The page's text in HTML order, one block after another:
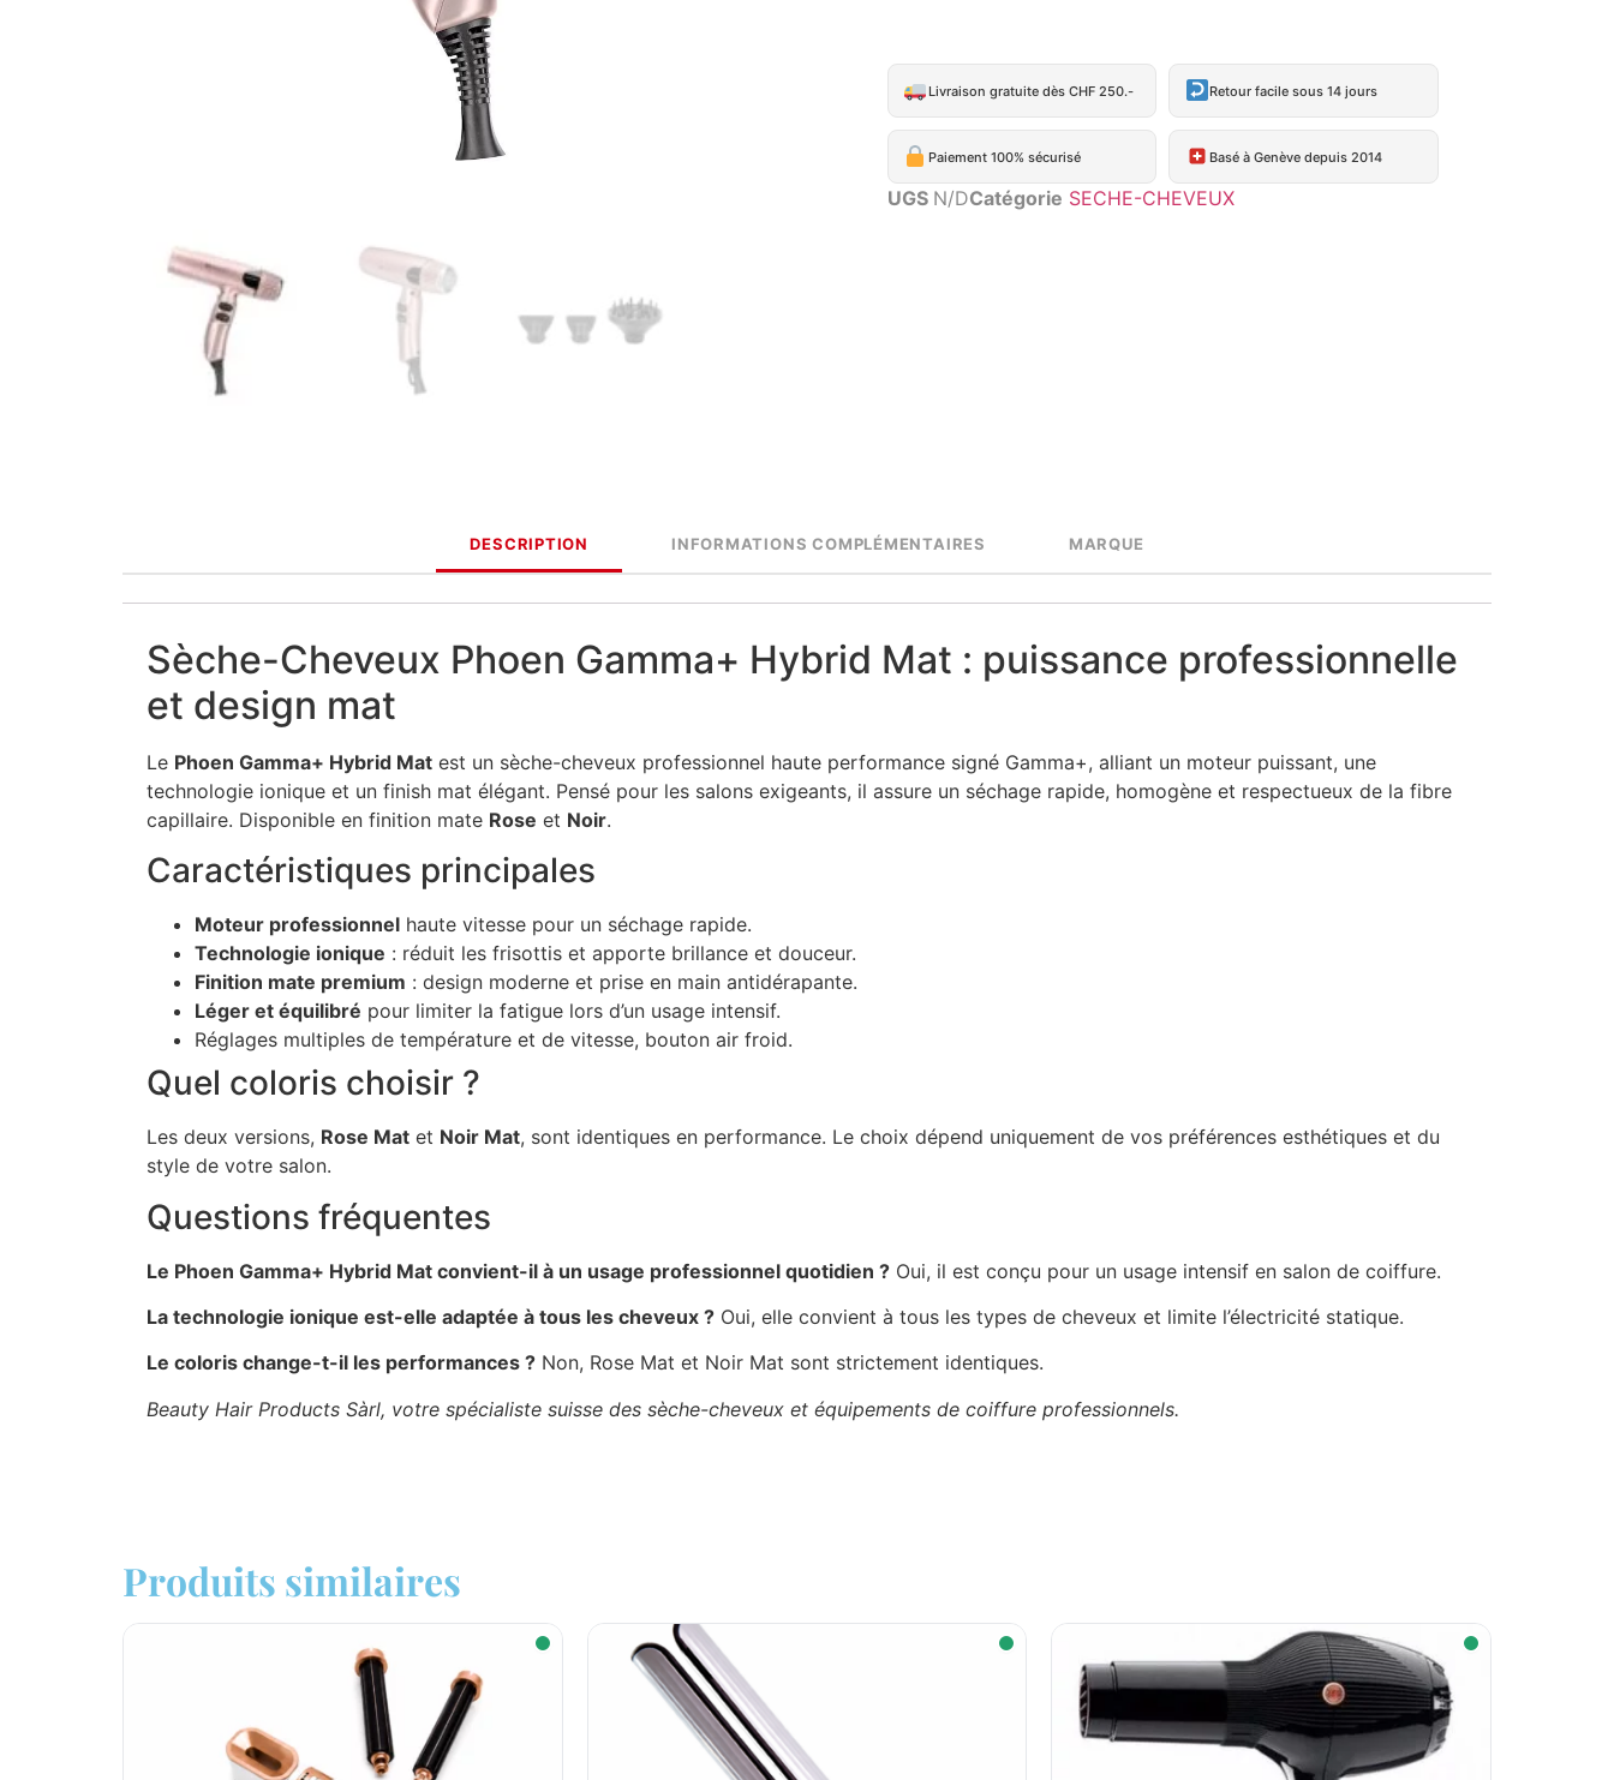
Livraison gratuite dès CHF 250.- Retour facile sous 14 jours
Paiement 100% sécurisé Basé à Genève depuis 2014
UGS N/DCatégorie SECHE-CHEVEUX
DESCRIPTION INFORMATIONS COMPLÉMENTAIRES MARQUE
Sèche-Cheveux Phoen Gamma+ Hybrid Mat : puissance professionnelle
et design mat
Le Phoen Gamma+ Hybrid Mat est un sèche-cheveux professionnel haute performance signé Gamma+, alliant un moteur puissant, une
technologie ionique et un finish mat élégant. Pensé pour les salons exigeants, il assure un séchage rapide, homogène et respectueux de la fibre
capillaire. Disponible en finition mate Rose et Noir.
Caractéristiques principales
Moteur professionnel haute vitesse pour un séchage rapide.
Technologie ionique : réduit les frisottis et apporte brillance et douceur.
Finition mate premium : design moderne et prise en main antidérapante.
Léger et équilibré pour limiter la fatigue lors d’un usage intensif.
Réglages multiples de température et de vitesse, bouton air froid.
Quel coloris choisir ?
Les deux versions, Rose Mat et Noir Mat, sont identiques en performance. Le choix dépend uniquement de vos préférences esthétiques et du
style de votre salon.
Questions fréquentes
Le Phoen Gamma+ Hybrid Mat convient-il à un usage professionnel quotidien ? Oui, il est conçu pour un usage intensif en salon de coiffure.
La technologie ionique est-elle adaptée à tous les cheveux ? Oui, elle convient à tous les types de cheveux et limite l’électricité statique.
Le coloris change-t-il les performances ? Non, Rose Mat et Noir Mat sont strictement identiques.
Beauty Hair Products Sàrl, votre spécialiste suisse des sèche-cheveux et équipements de coiffure professionnels.
Produits similaires